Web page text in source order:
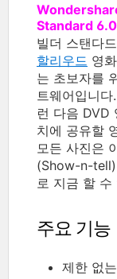
Standard
빌더 스탠다
할리우드 영
는 초보자를
트웨어입니
런 다음 DVD
치에 공유할
모든 사진은
(Show-n-tell)
로 지금 할 수
주요 기능
제한 없